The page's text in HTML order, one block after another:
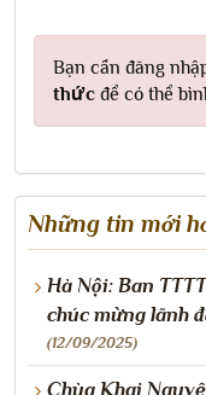
Bạn cần đăng
thức để có thể
Những tin mới
Hà Nội: Ban
chúc mừng lãnh
(12/09/2025)
Chùa Khai